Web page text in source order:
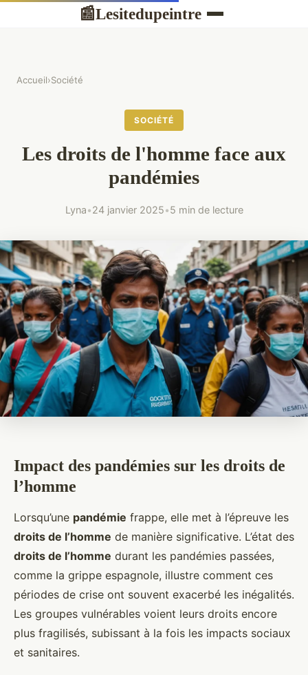
📰Lesitedupeintre
Accueil›Société
SOCIÉTÉ
Les droits de l'homme face aux
pandémies
Lyna•24 janvier 2025•5 min de lecture
Impact des pandémies sur les droits de
l’homme
Lorsqu’une pandémie frappe, elle met à l’épreuve les
droits de l’homme de manière significative. L’état des
droits de l’homme durant les pandémies passées,
comme la grippe espagnole, illustre comment ces
périodes de crise ont souvent exacerbé les inégalités.
Les groupes vulnérables voient leurs droits encore
plus fragilisés, subissant à la fois les impacts sociaux
et sanitaires.